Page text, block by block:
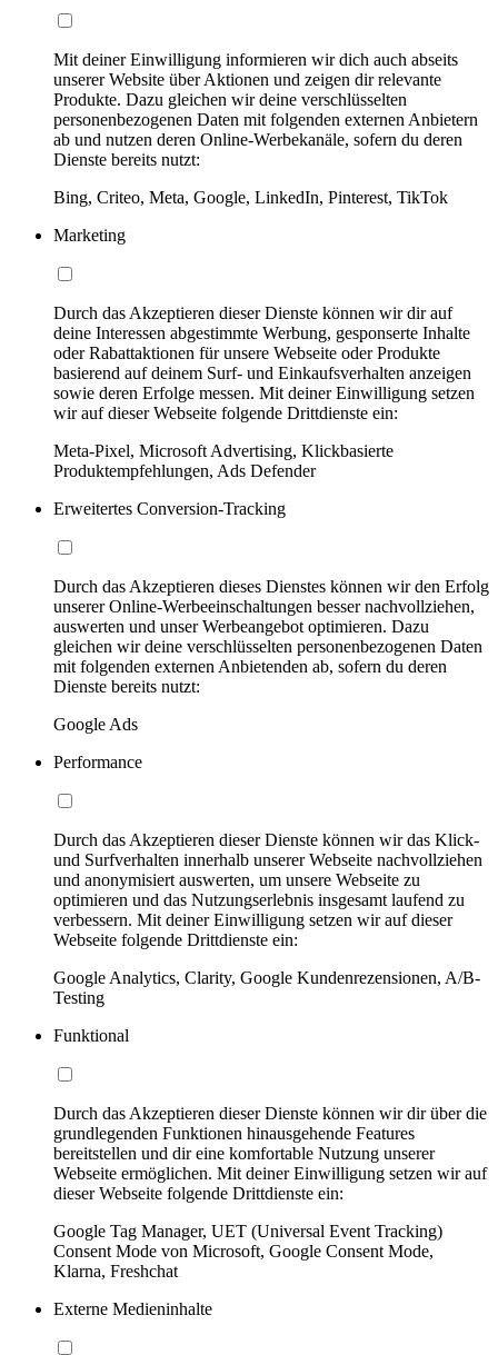
Mit deiner Einwilligung informieren wir dich auch abseits
unserer Website über Aktionen und zeigen dir relevante
Produkte. Dazu gleichen wir deine verschlüsselten
personenbezogenen Daten mit folgenden externen Anbietern
ab und nutzen deren Online-Werbekanäle, sofern du deren
Dienste bereits nutzt:
Bing, Criteo, Meta, Google, LinkedIn, Pinterest, TikTok
Marketing
Durch das Akzeptieren dieser Dienste können wir dir auf
deine Interessen abgestimmte Werbung, gesponserte Inhalte
oder Rabattaktionen für unsere Webseite oder Produkte
basierend auf deinem Surf- und Einkaufsverhalten anzeigen
sowie deren Erfolge messen. Mit deiner Einwilligung setzen
wir auf dieser Webseite folgende Drittdienste ein:
Meta-Pixel, Microsoft Advertising, Klickbasierte
Produktempfehlungen, Ads Defender
Erweitertes Conversion-Tracking
Durch das Akzeptieren dieses Dienstes können wir den Erfolg
unserer Online-Werbeeinschaltungen besser nachvollziehen,
auswerten und unser Werbeangebot optimieren. Dazu
gleichen wir deine verschlüsselten personenbezogenen Daten
mit folgenden externen Anbietenden ab, sofern du deren
Dienste bereits nutzt:
Google Ads
Performance
Durch das Akzeptieren dieser Dienste können wir das Klick-
und Surfverhalten innerhalb unserer Webseite nachvollziehen
und anonymisiert auswerten, um unsere Webseite zu
optimieren und das Nutzungserlebnis insgesamt laufend zu
verbessern. Mit deiner Einwilligung setzen wir auf dieser
Webseite folgende Drittdienste ein:
Google Analytics, Clarity, Google Kundenrezensionen, A/B-
Testing
Funktional
Durch das Akzeptieren dieser Dienste können wir dir über die
grundlegenden Funktionen hinausgehende Features
bereitstellen und dir eine komfortable Nutzung unserer
Webseite ermöglichen. Mit deiner Einwilligung setzen wir auf
dieser Webseite folgende Drittdienste ein:
Google Tag Manager, UET (Universal Event Tracking)
Consent Mode von Microsoft, Google Consent Mode,
Klarna, Freshchat
Externe Medieninhalte